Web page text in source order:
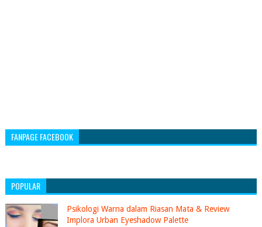
FANPAGE FACEBOOK
POPULAR
Psikologi Warna dalam Riasan Mata & Review
Implora Urban Eyeshadow Palette